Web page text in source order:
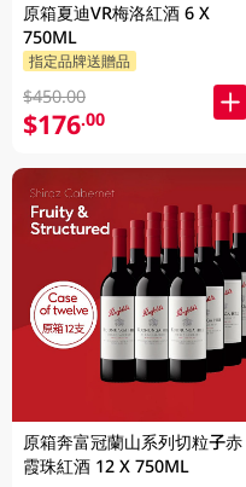
原箱夏迪VR梅洛紅酒 6 X
750ML
指定品牌送贈品
$450.00
$176.00
原箱奔富冠蘭山系列切粒子赤
霞珠紅酒 12 X 750ML